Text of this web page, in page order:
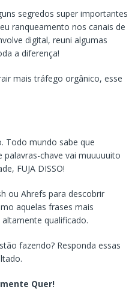
segredos super importantes
ranqueamento nos canais de
digital, reuni algumas
a diferença!
mais tráfego orgânico, esse
Todo mundo sabe que
palavras-chave vai muuuuuito
FUJA DISSO!
ou Ahrefs para descobrir
aquelas frases mais
qualificado.
fazendo? Responda essas
Quer!